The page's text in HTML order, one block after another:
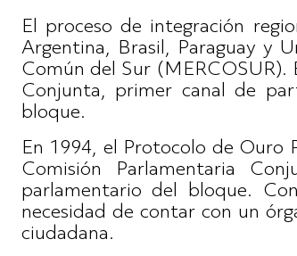
El proceso de integración
Argentina, Brasil, Paraguay y
Común del Sur
Conjunta, primer canal de
bloque.
En 1994, el Protocolo de Ouro
Comisión Parlamentaria
parlamentario del bloque.
necesidad de contar con un
ciudadana.